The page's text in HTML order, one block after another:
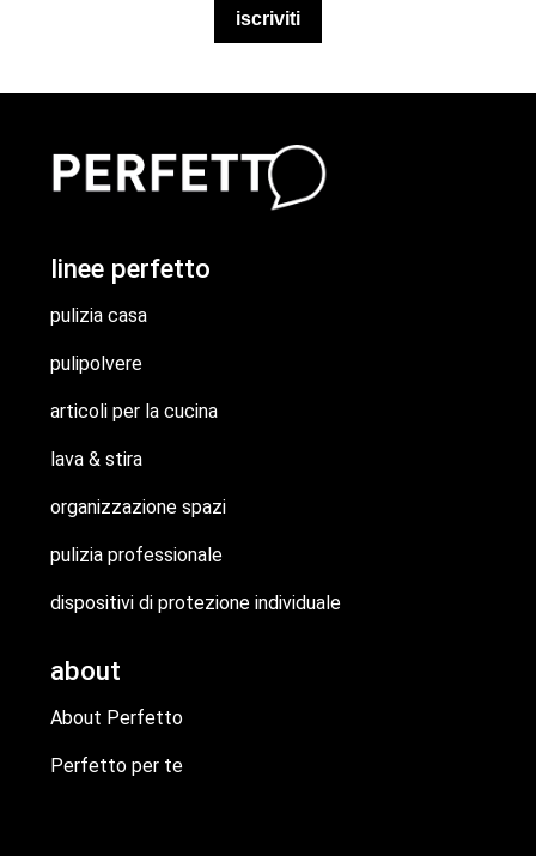
iscriviti
linee perfetto
pulizia casa
pulipolvere
articoli per la cucina
lava & stira
organizzazione spazi
pulizia professionale
dispositivi di protezione individuale
about
About Perfetto
Perfetto per te